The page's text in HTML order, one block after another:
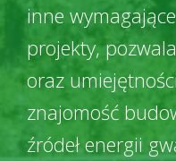
inne
projekty,
oraz
znajomość
źródeł energii